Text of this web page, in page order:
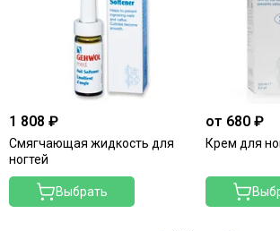
1 808 ₽
Смягчающая жидкость для
ногтей
Выбрать
от 680 ₽
Крем для